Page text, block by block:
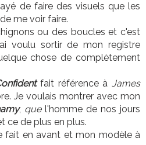
de faire des visuels que les
me voir faire.
ou des boucles et c'est
voulu sortir de mon registre
chose de complètement
fait référence àJames
Je voulais montrer avec mon
, quel'homme de nos jours
ce de plus en plus.
fait en avant et mon modèle à